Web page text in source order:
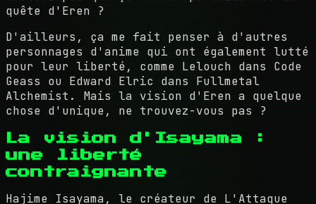
quête d'Eren ?
D'ailleurs, ça me fait penser à d'autres
personnages d'anime qui ont également lutté
pour leur liberté, comme Lelouch dans Code
Geass ou Edward Elric dans Fullmetal
Alchemist. Mais la vision d'Eren a quelque
chose d'unique, ne trouvez-vous pas ?
La vision d'Isayama :
une liberté
contraignante
Hajime Isayama, le créateur de L'Attaque